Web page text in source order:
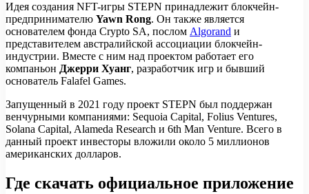
Идея создания NFT-игры STEPN принадлежит блокчейн-
предпринимателю Yawn Rong. Он также является
основателем фонда Crypto SA, послом Algorand и
представителем австралийской ассоциации блокчейн-
индустрии. Вместе с ним над проектом работает его
компаньон Джерри Хуанг, разработчик игр и бывший
основатель Falafel Games.
Запущенный в 2021 году проект STEPN был поддержан
венчурными компаниями: Sequoia Capital, Folius Ventures,
Solana Capital, Alameda Research и 6th Man Venture. Всего в
данный проект инвесторы вложили около 5 миллионов
американских долларов.
Где скачать официальное приложение